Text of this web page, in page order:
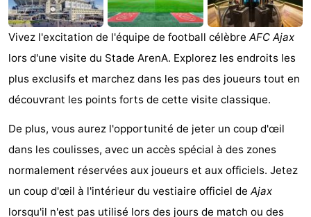
Musées
-
Églises
-
de
vue
-
Croisières
-
Experiences
Villages
Vivez l'excitation de l'équipe de football célèbre AFC Ajax
lors d'une visite du Stade ArenA. Explorez les endroits les
plus exclusifs et marchez dans les pas des joueurs tout en
découvrant les points forts de cette visite classique.
De plus, vous aurez l'opportunité de jeter un coup d'œil
dans les coulisses, avec un accès spécial à des zones
normalement réservées aux joueurs et aux officiels. Jetez
un coup d'œil à l'intérieur du vestiaire officiel de Ajax
lorsqu'il n'est pas utilisé lors des jours de match ou des